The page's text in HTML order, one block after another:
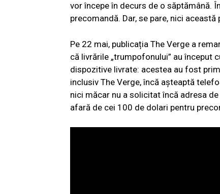
vor începe în decurs de o săptămână.
precomandă. Dar, se pare, nici
Pe 22 mai, publicația The Verge a
că livrările „trumpofonului” au început
dispozitive livrate: acestea au fost
inclusiv The Verge, încă așteaptă
nici măcar nu a solicitat încă adresa
afară de cei 100 de dolari pentru